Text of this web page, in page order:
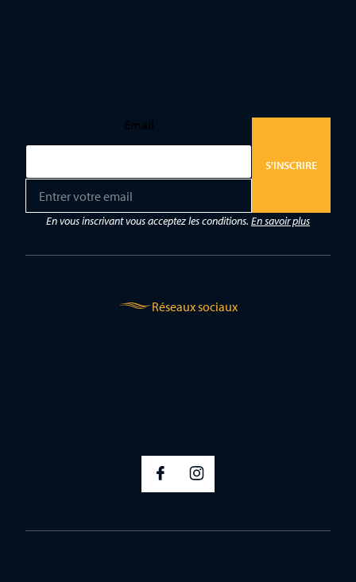
Email
a
*
S'INSCRIRE
En vous inscrivant vous acceptez les conditions. En savoir plus
Réseaux sociaux